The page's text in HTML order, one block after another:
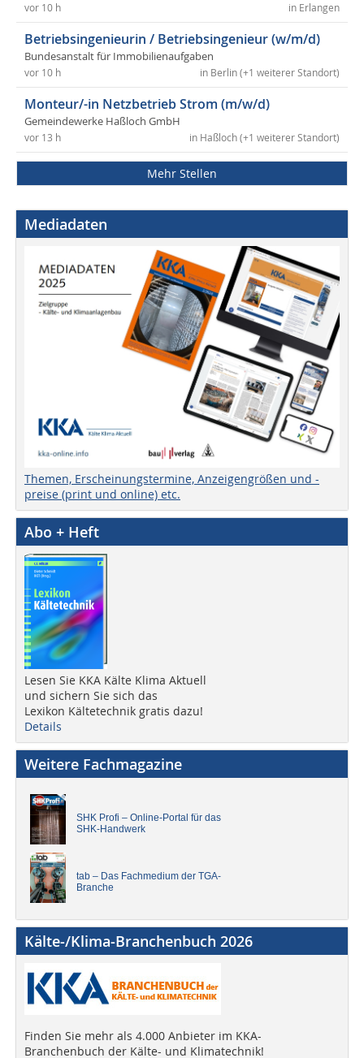
in Erlangen
vor 10 h
Betriebsingenieurin / Betriebsingenieur (w/m/d)
Bundesanstalt für Immobilienaufgaben
in Berlin (+1 weiterer Standort)
vor 10 h
Monteur/-in Netzbetrieb Strom (m/w/d)
Gemeindewerke Haßloch GmbH
in Haßloch (+1 weiterer Standort)
vor 13 h
Mehr Stellen
Mediadaten
Themen, Erscheinungstermine, Anzeigengrößen und -
preise (print und online) etc.
Abo + Heft
Lesen Sie KKA Kälte Klima Aktuell
und sichern Sie sich das
Lexikon Kältetechnik gratis dazu!
Details
Weitere Fachmagazine
SHK Profi – Online-Portal für das
SHK-Handwerk
tab – Das Fachmedium der TGA-
Branche
Kälte-/Klima-Branchenbuch 2026
Finden Sie mehr als 4.000 Anbieter im KKA-
Branchenbuch der Kälte- und Klimatechnik!